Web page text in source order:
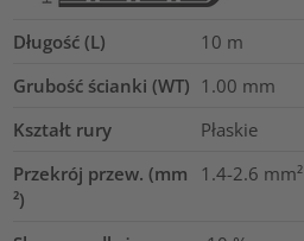
Długość (L) 10 m
Grubość ścianki (WT) 1.00 mm
Kształt rury
Płaskie
Przekrój przew. (mm
²)
1.4-2.6 mm²